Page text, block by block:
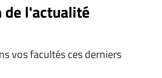
de l'actualité
vos facultés ces derniers